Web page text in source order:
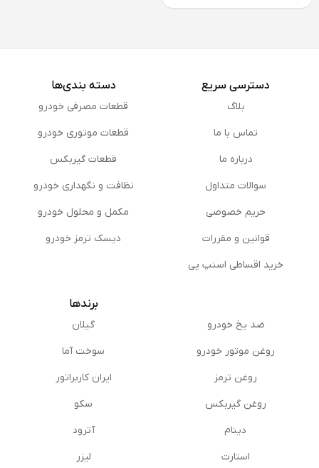
دسترسی سریع
بلاگ
تماس با ما
درباره ما
سوالات متداول
حریم خصوصی
قوانین و مقررات
خرید اقساطی اسنپ پی
دسته بندی‌ها
قطعات مصرفی خودرو
قطعات موتوری خودرو
قطعات گیربکس
نظافت و نگهداری خودرو
مكمل و محلول خودرو
دیسک ترمز خودرو
ضد یخ خودرو
روغن موتور خودرو
روغن ترمز
روغن گیربكس
دینام
استارت
برندها
گیلان
سوخت آما
ایران کاربراتور
سکو
آترود
لیزر